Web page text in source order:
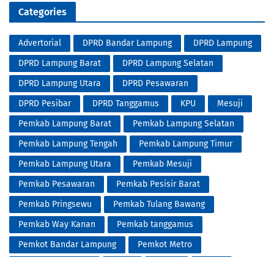
Categories
Advertorial DPRD Bandar Lampung
DPRD Lampung
DPRD Lampung Barat
DPRD Lampung Selatan
DPRD Lampung Utara
DPRD Pesawaran
DPRD Pesibar
DPRD Tanggamus KPU
Mesuji
Pemkab Lampung Barat
Pemkab Lampung Selatan
Pemkab Lampung Tengah
Pemkab Lampung Timur
Pemkab Lampung Utara
Pemkab Mesuji
Pemkab Pesawaran
Pemkab Pesisir Barat
Pemkab Pringsewu
Pemkab Tulang Bawang
Pemkab Way Kanan
Pemkab tanggamus
Pemkot Bandar Lampung
Pemkot Metro